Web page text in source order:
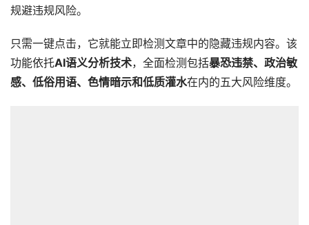
规避违规风险。
只需一键点击，它就能立即检测文章中的隐藏违规内容。该
功能依托AI语义分析技术，全面检测包括暴恐违禁、政治敏
感、低俗用语、色情暗示和低质灌水在内的五大风险维度。